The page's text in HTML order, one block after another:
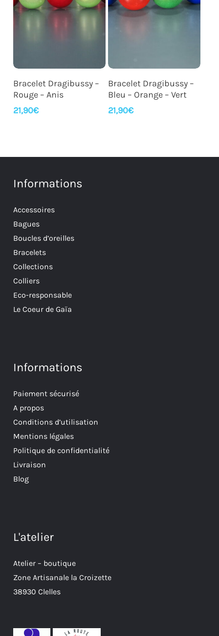
Ajouter Au Panier
Bracelet Dragibussy –
Rouge – Anis
21,90€
Ajouter Au Panier
Bracelet Dragibussy –
Bleu – Orange – Vert
21,90€
Informations
Accessoires
Bagues
Boucles d’oreilles
Bracelets
Collections
Colliers
Eco-responsable
Le Coeur de Gaïa
Informations
Paiement sécurisé
A propos
Conditions d’utilisation
Mentions légales
Politique de confidentialité
Livraison
Blog
L'atelier
Atelier – boutique
Zone Artisanale la Croizette
38930 Clelles